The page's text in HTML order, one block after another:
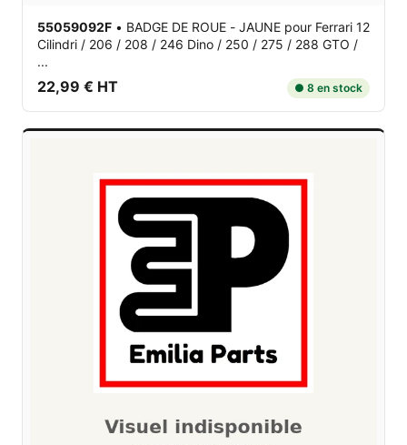
55059092F • BADGE DE ROUE - JAUNE pour Ferrari 12
Cilindri / 206 / 208 / 246 Dino / 250 / 275 / 288 GTO /
...
22,99 € HT ● 8 en stock